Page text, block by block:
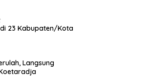
23 Kabupaten/Kota
Langsung